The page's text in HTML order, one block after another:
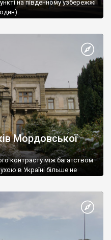
на південному узбережжі
Мордовської
контрасту між багатством
в Україні більше не